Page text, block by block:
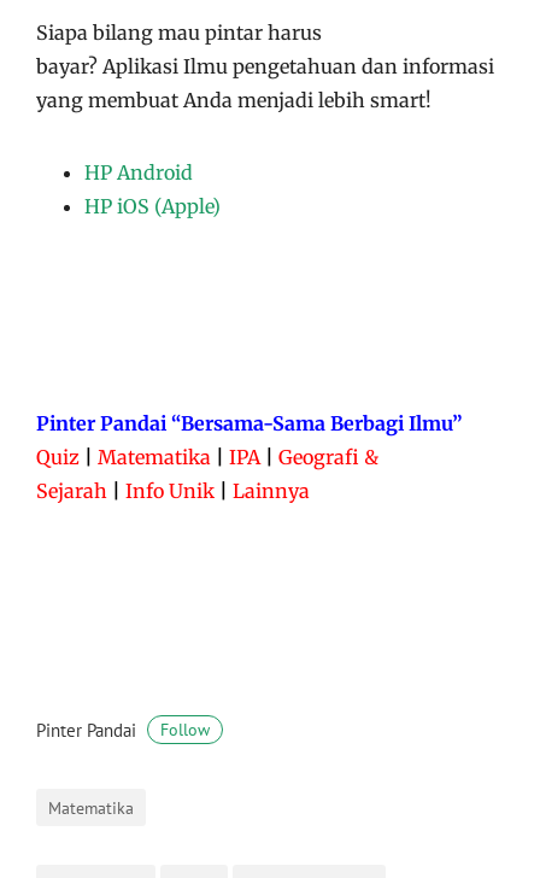
Siapa bilang mau pintar harus
bayar? Aplikasi Ilmu pengetahuan dan informasi
yang membuat Anda menjadi lebih smart!
HP Android
HP iOS (Apple)
Pinter Pandai “Bersama-Sama Berbagi Ilmu”
Quiz
Matematika IPA
Geografi &
Sejarah
Info Unik Lainnya
Pinter Pandai Follow
Matematika